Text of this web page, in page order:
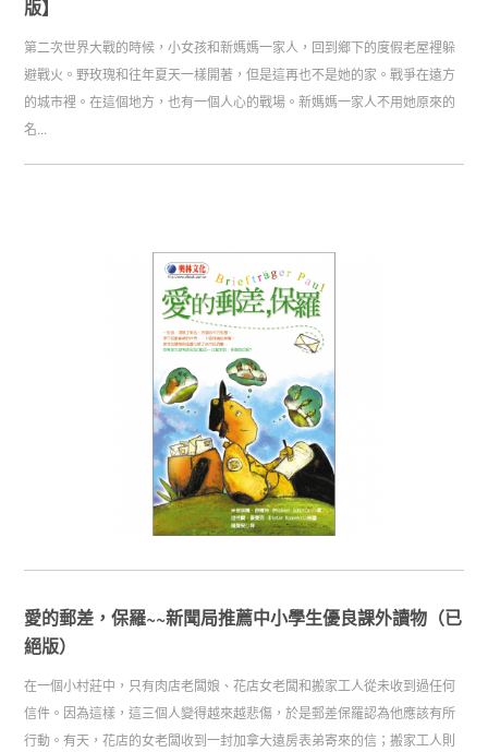
版】
第二次世界大戰的時候，小女孩和新媽媽一家人，回到鄉下的度假老屋裡躲
避戰火。野玫瑰和往年夏天一樣開著，但是這再也不是她的家。戰爭在遠方
的城市裡。在這個地方，也有一個人心的戰場。新媽媽一家人不用她原來的
名...
愛的郵差，保羅~~新聞局推薦中小學生優良課外讀物（已
絕版）
在一個小村莊中，只有肉店老闆娘、花店女老闆和搬家工人從未收到過任何
信件。因為這樣，這三個人變得越來越悲傷，於是郵差保羅認為他應該有所
行動。有天，花店的女老闆收到一封加拿大遠房表弟寄來的信；搬家工人則